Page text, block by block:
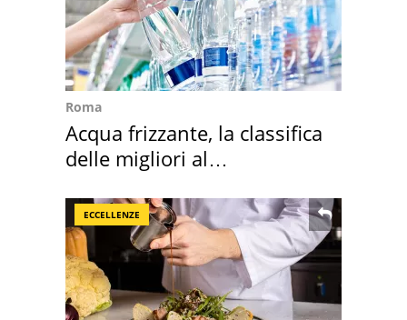
Roma
Acqua frizzante, la classifica
delle migliori al
ECCELLENZE